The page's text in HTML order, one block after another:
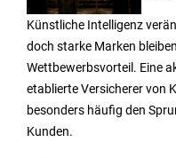
Künstliche Intelligenz
doch starke Marken
Wettbewerbsvorteil. Eine
etablierte Versicherer von
besonders häufig den
Kunden.